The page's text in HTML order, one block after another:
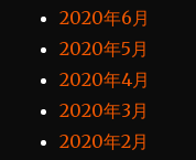
2020年6月
2020年5月
2020年4月
2020年3月
2020年2月